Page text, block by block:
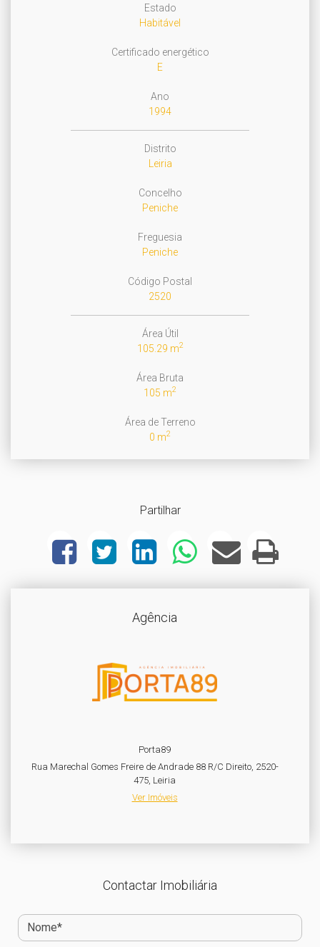
Estado
Habitável
Certificado energético
E
Ano
1994
Distrito
Leiria
Concelho
Peniche
Freguesia
Peniche
Código Postal
2520
Área Útil
105.29 m2
Área Bruta
105 m2
Área de Terreno
0 m2
Partilhar
Agência
Porta89
Rua Marechal Gomes Freire de Andrade 88 R/C Direito, 2520-
475, Leiria
Ver Imóveis
Contactar Imobiliária